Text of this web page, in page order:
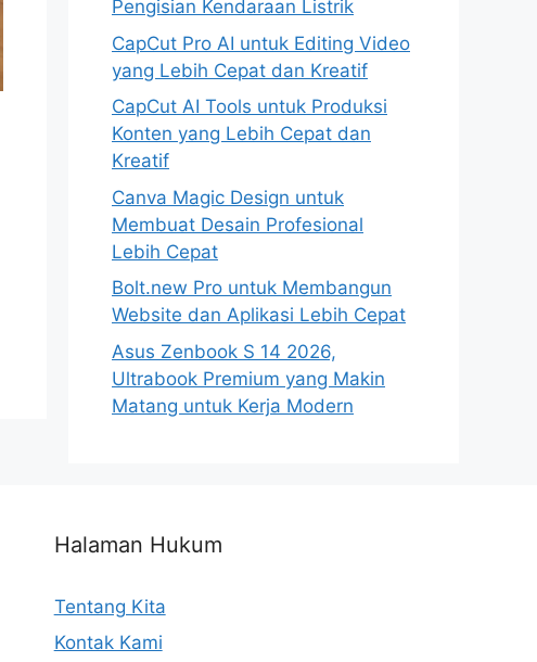
Pengisian Kendaraan Listrik
CapCut Pro AI untuk Editing Video
yang Lebih Cepat dan Kreatif
CapCut AI Tools untuk Produksi
Konten yang Lebih Cepat dan
Kreatif
Canva Magic Design untuk
Membuat Desain Profesional
Lebih Cepat
Bolt.new Pro untuk Membangun
Website dan Aplikasi Lebih Cepat
Asus Zenbook S 14 2026,
Ultrabook Premium yang Makin
Matang untuk Kerja Modern
Halaman Hukum
Tentang Kita
Kontak Kami